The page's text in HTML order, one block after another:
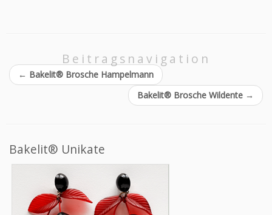
Beitragsnavigation
← Bakelit® Brosche Hampelmann
Bakelit® Brosche Wildente →
Bakelit® Unikate